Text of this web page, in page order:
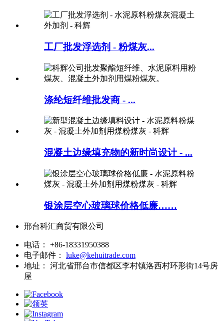
工厂批发浮选剂 - 粉煤灰...
涤纶短纤维批发商 - ...
混凝土边缘填充物的新时尚设计 - ...
银涂层空心玻璃球价格低廉……
邢台科汇商贸有限公司
电话：
+86-18331950388
电子邮件：
luke@kehuitrade.com
地址：
河北省邢台市信都区李村镇洛西村环形街14号房
屋